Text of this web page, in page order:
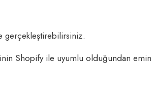
gerçekleştirebilirsiniz.
Shopify ile uyumlu olduğundan